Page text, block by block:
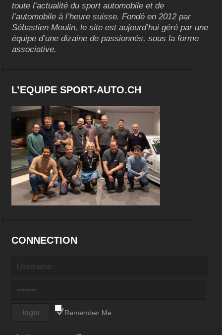
toute l’actualité du sport automobile et de
l’automobile à l’heure suisse. Fondé en 2012 par
Sébastien Moulin, le site est aujourd’hui géré par une
équipe d’une dizaine de passionnés, sous la forme
associative.
L’EQUIPE SPORT-AUTO.CH
CONNECTION
Remember Me